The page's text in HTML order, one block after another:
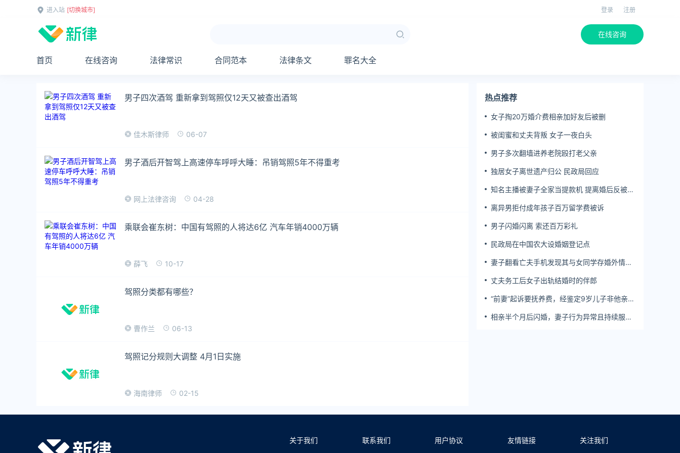
进入站 [切换城市] 登录 注册
在线咨询
首页 在线咨询 法律常识 合同范本 法律条文 罪名大全
男子四次酒驾 重新拿到驾照仅12天又被查出酒驾
佳木斯律师 06-07
男子酒后开智驾上高速停车呼呼大睡：吊销驾照5年不得重考
网上法律咨询 04-28
乘联会崔东树：中国有驾照的人将达6亿 汽车年销4000万辆
薛飞 10-17
驾照分类都有哪些？
曹作兰 06-13
驾照记分规则大调整 4月1日实施
海南律师 02-15
热点推荐
女子掏20万婚介费相亲加好友后被删
被闺蜜和丈夫背叛 女子一夜白头
男子多次翻墙进养老院殴打老父亲
独居女子离世遗产归公 民政局回应
知名主播被妻子全家当提款机 提离婚后反被对
离异男拒付成年孩子百万留学费被诉
男子闪婚闪离 索还百万彩礼
民政局在中国农大设婚姻登记点
妻子翻看亡夫手机发现其与女同学存婚外情，
丈夫务工后女子出轨结婚时的伴郎
“前妻”起诉要抚养费，经鉴定9岁儿子非他亲
相亲半个月后闪婚，妻子行为异常且持续服
关于我们 联系我们 用户协议 友情链接 关注我们